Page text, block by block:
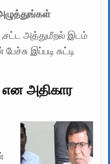
,சட்ட அத்துமீறல் இடம்
இப்படி சுட்டி
என அதிகார